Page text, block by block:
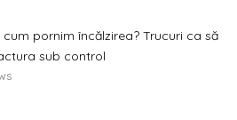
cum pornim încălzirea? Trucuri ca să
sub control